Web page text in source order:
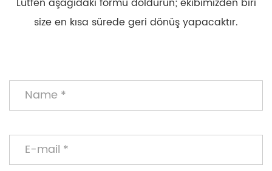
Lütfen aşağıdaki formu doldurun; ekibimizden biri
size en kısa sürede geri dönüş yapacaktır.